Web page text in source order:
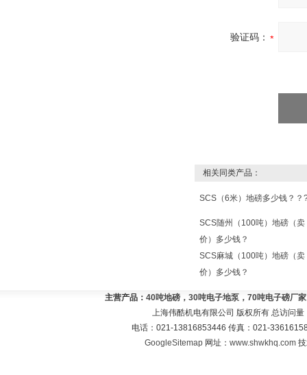
验证码：
相关同类产品：
SCS（6米）地磅多少钱？？
SCS随州（100吨）地磅（卖
价）多少钱？
SCS麻城（100吨）地磅（卖
价）多少钱？
主营产品： 40吨地磅，30吨电子地泵，70吨电子磅厂
上海伟酷机电有限公司 版权所有 总访问量
电话：021-13816853446 传真：021-
GoogleSitemap 网址：www.shwkhq.com